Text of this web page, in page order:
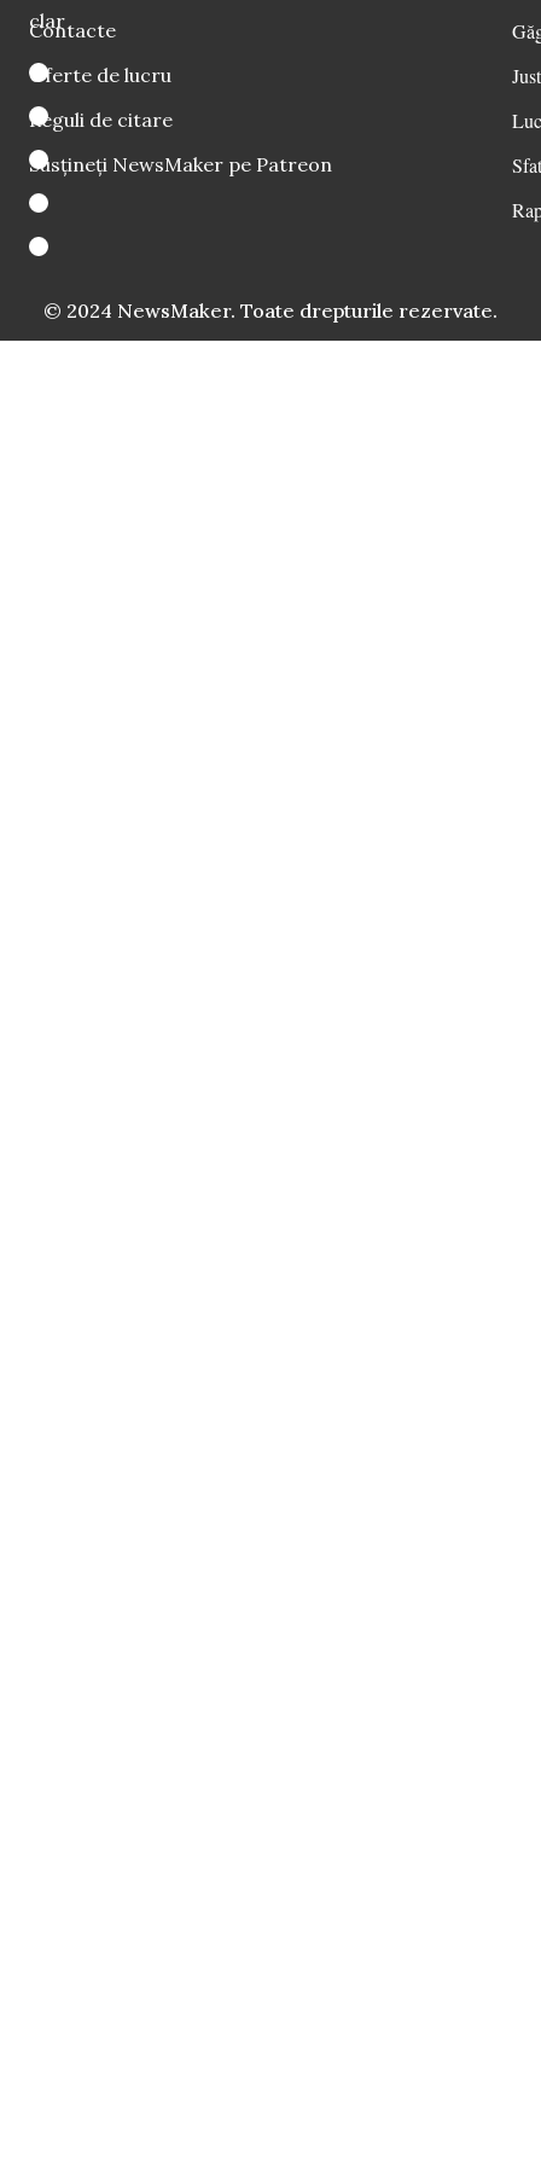
clar
Contacte
Oferte de lucru
Reguli de citare
Susțineți NewsMaker pe Patreon
© 2024 NewsMaker. Toate drepturile rezervate.